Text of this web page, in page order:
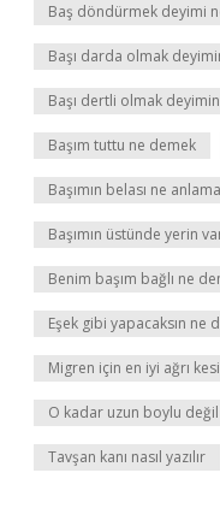
Baş döndürmek deyimi
Başı darda olmak
Başı dertli olmak
Başım tuttu ne demek
Başımın belası ne
Başımın üstünde yerin
Benim başım bağlı ne
Eşek gibi yapacaksın ne
Migren için en iyi ağrı
O kadar uzun boylu
Tavşan kanı nasıl yazılır